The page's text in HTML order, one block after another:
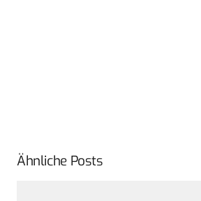
Ähnliche Posts